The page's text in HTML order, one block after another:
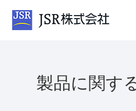
製品に関す